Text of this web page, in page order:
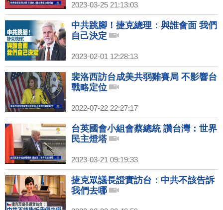
2023-03-25 21:13:03
中共跳腳！捷克總理：與誰會面 我們
自己決定
2023-02-01 12:28:13
裴洛西訪台成美共弱雞賽局 不影響台
戰略定位
2022-07-22 22:27:17
台英國會小組會蔡總統 讚台灣：世界
民主燈塔
2023-03-21 09:19:33
捷克眾議長證實訪台：中共不該告訴
我們去哪